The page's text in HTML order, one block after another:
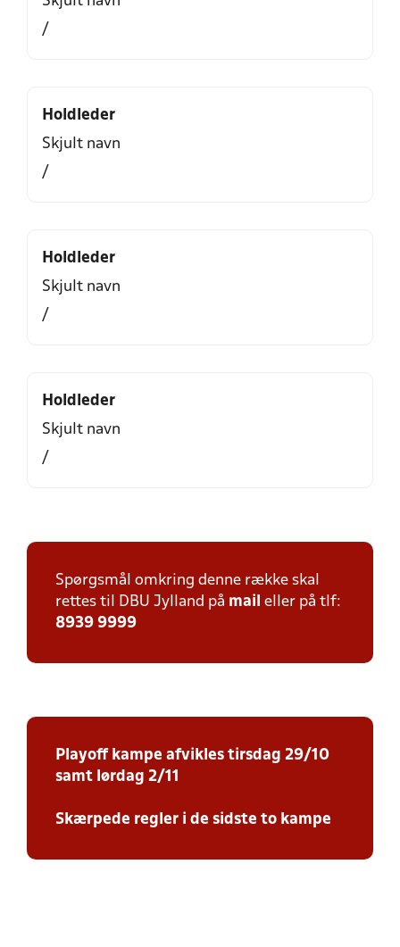
/
Holdleder
Skjult navn
/
Holdleder
Skjult navn
/
Holdleder
Skjult navn
/
Spørgsmål omkring denne række skal
rettes til DBU Jylland på mail eller på tlf:
8939 9999
Playoff kampe afvikles tirsdag 29/10
samt lørdag 2/11
Skærpede regler i de sidste to kampe